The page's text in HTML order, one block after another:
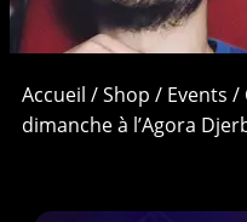
Accueil /Shop / Events /
dimanche à l’Agora